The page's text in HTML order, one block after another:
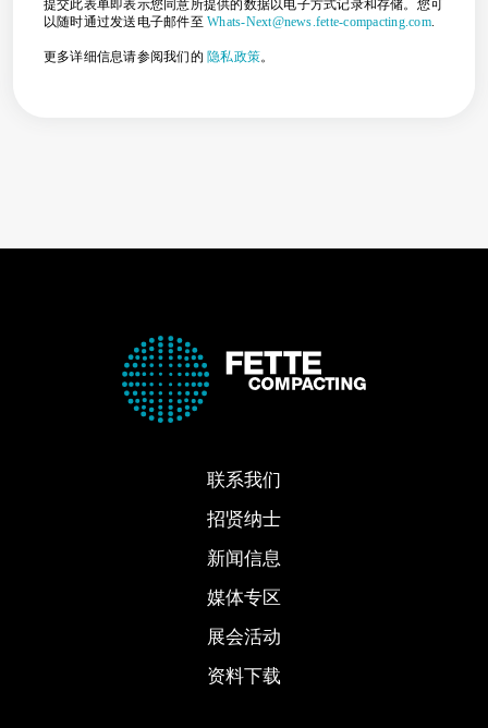
提交此表单即表示您同意所提供的数据以电子方式记录和存储。您可
以随时通过发送电子邮件至Whats-Next@news.fette-compacting.com.
更多详细信息请参阅我们的 隐私政策。
联系我们
招贤纳士
新闻信息
媒体专区
展会活动
资料下载